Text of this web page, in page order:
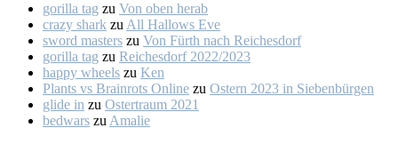
gorilla tag zu Von oben her­ab
crazy shark zu All Hal­lows Eve
sword masters zu Von Fürth nach Rei­ches­dorf
gorilla tag zu Rei­ches­dorf 2022/2023
happy wheels zu Ken
Plants vs Brainrots Online zu Os­tern 2023 in Sie­ben­bür­gen
glide in zu Os­ter­traum 2021
bedwars zu Ama­lie